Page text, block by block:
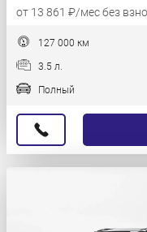
от 13 861 ₽/мес без
127 000 км
3.5 л.
Полный